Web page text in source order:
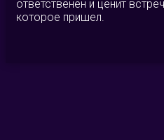
ответственен и ценит
которое пришел.